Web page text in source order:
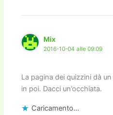
Mix
2016-10-04 alle 09:09
La pagina dei quizzini dà
in poi. Dacci un’occhiata.
Caricamento...